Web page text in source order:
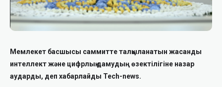
Мемлекет басшысы саммитте талқыланатын жасанды
интеллект және цифрлық дамудың өзектілігіне назар
аударды, деп хабарлайды Tech-news.